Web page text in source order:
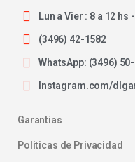
Lun a Vier : 8 a 12 hs
(3496) 42-1582
WhatsApp: (3496)
Instagram.com/
Garantias
Politicas de Privacidad